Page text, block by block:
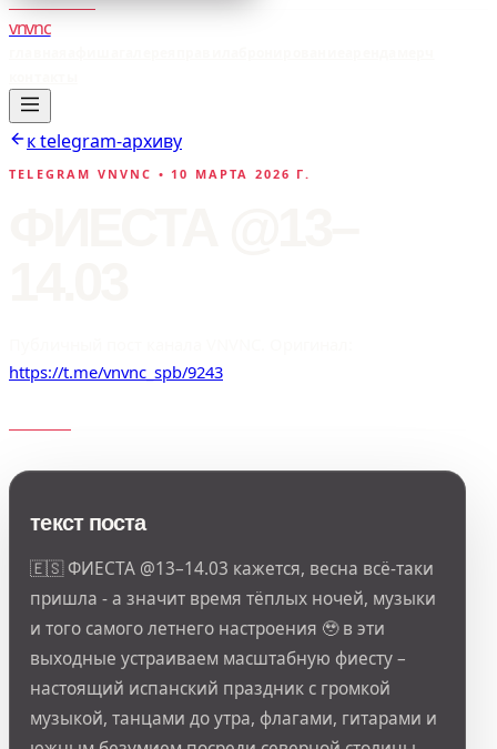
vnvnc
к telegram-архиву
TELEGRAM VNVNC • 10 МАРТА 2026 Г.
https://t.me/vnvnc_spb/9243
текст поста
🇪🇸 ФИЕСТА @13–14.03 кажется, весна всё-таки
пришла - а значит время тёплых ночей, музыки
и того самого летнего настроения 🥹 в эти
выходные устраиваем масштабную фиесту –
настоящий испанский праздник с громкой
музыкой, танцами до утра, флагами, гитарами и